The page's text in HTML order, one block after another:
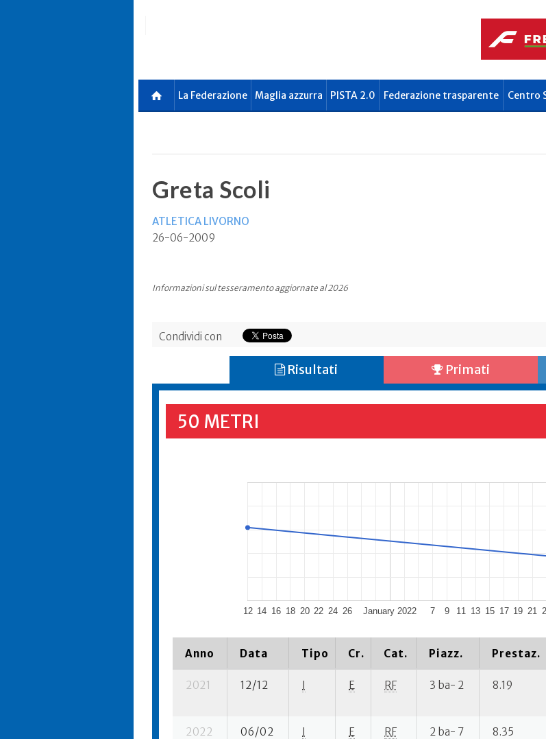
La Federazione Maglia azzurra PISTA 2.0 Federazione trasparente Centro
Greta Scoli
ATLETICA LIVORNO
26-06-2009
Informazioni sul tesseramento aggiornate al 2026
Condividi con
Risultati Primati
50 METRI
January 2022
12 14 16 18 20 22 24 26 7 9 11 13 15 17 19 21
Anno Data Tipo Cr. Cat. Piazz. Prestaz.
2021 12/12 I E RF 3 ba- 2 8.19
2022 06/02 I E RF 2 ba- 7 8.35